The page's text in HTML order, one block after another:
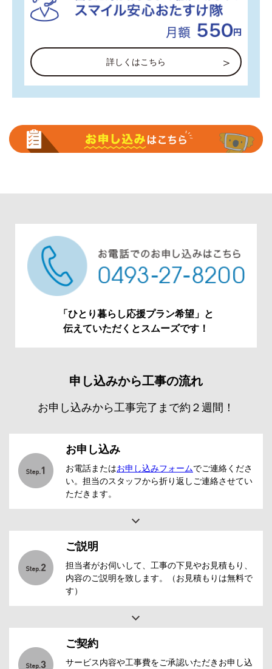
詳しくはこちら
「ひとり暮らし応援プラン希望」と
伝えていただくとスムーズです！
申し込みから工事の流れ
お申し込みから工事完了まで約２週間！
お申し込み
お電話またはお申し込みフォームでご連絡くださ
い。担当のスタッフから折り返しご連絡させてい
ただきます。
ご説明
担当者がお伺いして、工事の下見やお見積もり、
内容のご説明を致します。（お見積もりは無料で
す）
ご契約
サービス内容や工事費をご承認いただきお申し込